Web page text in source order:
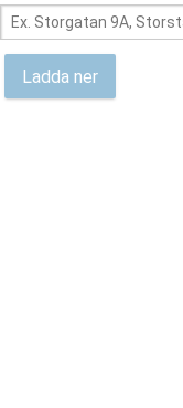
Sökruta
Ladda ner